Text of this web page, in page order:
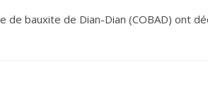
de bauxite de Dian-Dian (COBAD) ont